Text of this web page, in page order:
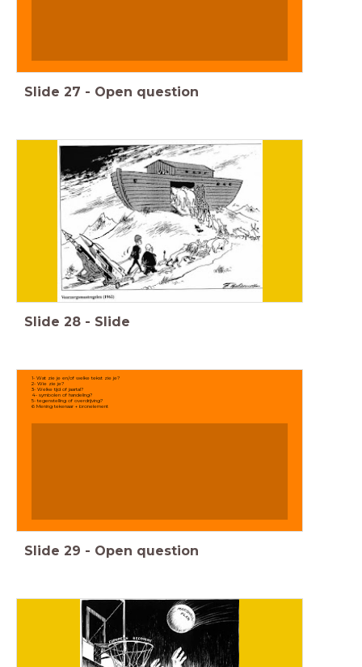
Slide 27 - Open question
Slide 28 - Slide
1- Wat zie je en/of welke tekst zie je?
2- Wie zie je?
3- Welke tijd of jaartal?
4- symbolen of handeling?
5- tegenstelling of overdrijving?
6 Mening tekenaar + bronelement
Slide 29 - Open question